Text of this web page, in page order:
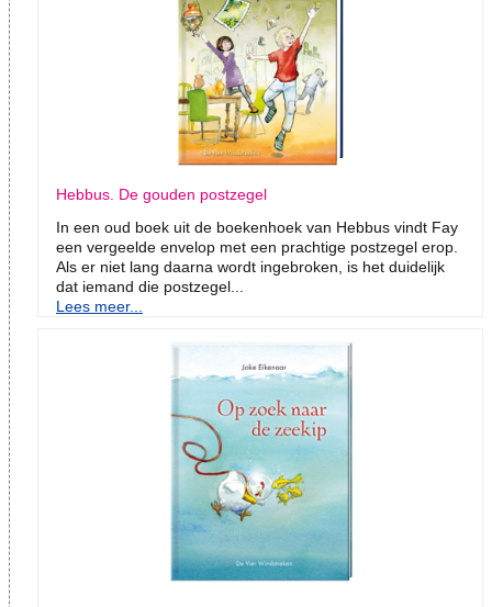
Hebbus. De gouden postzegel
In een oud boek uit de boekenhoek van Hebbus vindt Fay
een vergeelde envelop met een prachtige postzegel erop.
Als er niet lang daarna wordt ingebroken, is het duidelijk
dat iemand die postzegel...
Lees meer...